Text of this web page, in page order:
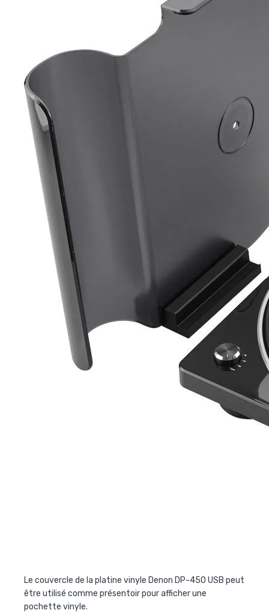
Le couvercle de la platine vinyle Denon DP-450 USB peut
être utilisé comme présentoir pour afficher une
pochette vinyle.